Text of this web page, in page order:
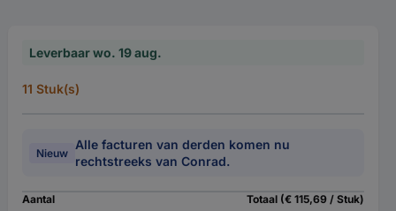
Leverbaar wo. 19 aug.
11 Stuk(s)
Nieuw
Alle facturen van derden komen nu
rechtstreeks van Conrad.
Aantal
Totaal (€ 115,69 / Stuk)